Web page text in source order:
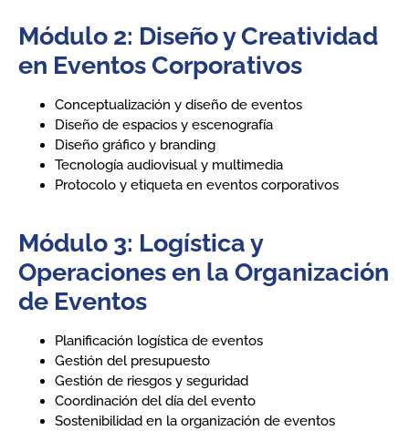
Módulo 2: Diseño y Creatividad
en Eventos Corporativos
Conceptualización y diseño de eventos
Diseño de espacios y escenografía
Diseño gráfico y branding
Tecnología audiovisual y multimedia
Protocolo y etiqueta en eventos corporativos
Módulo 3: Logística y
Operaciones en la Organización
de Eventos
Planificación logística de eventos
Gestión del presupuesto
Gestión de riesgos y seguridad
Coordinación del día del evento
Sostenibilidad en la organización de eventos